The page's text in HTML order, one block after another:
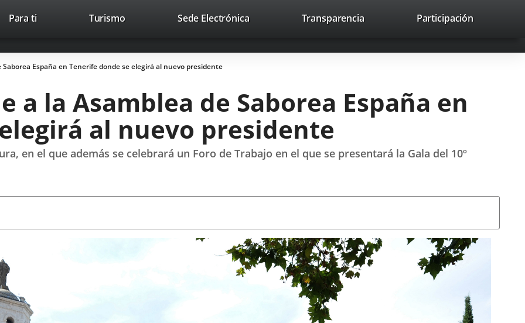
Trabaja con nosotros Contacto avaHeaderSocial
Link
external
Link
external
Link
external
Search
Para ti TurismoThis
open
in
pop-
up
Sede ElectrónicaLink
application.
Transparencia Participación
España en Tenerife donde se elegirá al nuevo presidente
a la Asamblea de Saborea España en
al nuevo presidente
en el que además se celebrará un Foro de Trabajo en el que se presentará la Gala del 10º